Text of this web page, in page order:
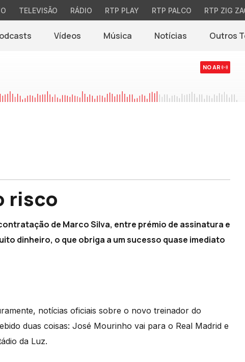
TELEVISÃO RÁDIO RTP PLAY RTP PALCO RTP ZIG
Vídeos Música Notícias(abre em nova
Outros
NO AR
risco
de Marco Silva, entre prémio de assinatura e
dinheiro, o que obriga a um sucesso quase imediato
notícias oficiais sobre o novo treinador do
duas coisas: José Mourinho vai para o Real Madrid e
da Luz.